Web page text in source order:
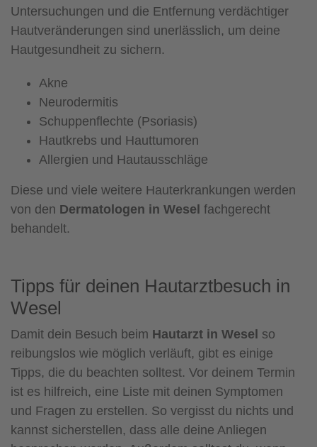
Untersuchungen und die Entfernung verdächtiger
Hautveränderungen sind unerlässlich, um deine
Hautgesundheit zu sichern.
Akne
Neurodermitis
Schuppenflechte (Psoriasis)
Hautkrebs und Hauttumoren
Allergien und Hautausschläge
Diese und viele weitere Hauterkrankungen werden
von den Dermatologen in Wesel fachgerecht
behandelt.
Tipps für deinen Hautarztbesuch in
Wesel
Damit dein Besuch beim Hautarzt in Wesel so
reibungslos wie möglich verläuft, gibt es einige
Tipps, die du beachten solltest. Vor deinem Termin
ist es hilfreich, eine Liste mit deinen Symptomen
und Fragen zu erstellen. So vergisst du nichts und
kannst sicherstellen, dass alle deine Anliegen